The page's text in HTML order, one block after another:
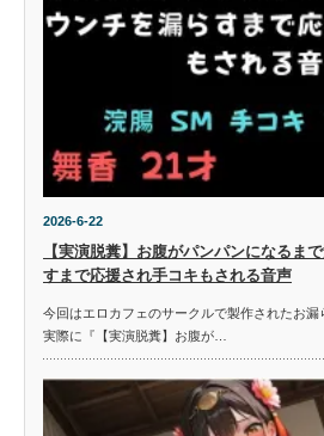
2026-6-22
【実演脱糞】お腹がパンパンになるま
すまで応援され手コキもされる音声
今回はエロカフェのサークルで製作されたお漏
実際に『【実演脱糞】お腹が…